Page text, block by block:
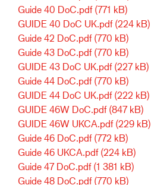
Guide 40 DoC.pdf (771 kB)
GUIDE 40 DoC UK.pdf (224 kB)
Guide 42 DoC.pdf (770 kB)
Guide 43 DoC.pdf (770 kB)
GUIDE 43 DoC UK.pdf (227 kB)
Guide 44 DoC.pdf (770 kB)
GUIDE 44 DoC UK.pdf (222 kB)
GUIDE 46W DoC.pdf (847 kB)
GUIDE 46W UKCA.pdf (229 kB)
Guide 46 DoC.pdf (772 kB)
Guide 46 UKCA.pdf (224 kB)
Guide 47 DoC.pdf (1 381 kB)
Guide 48 DoC.pdf (770 kB)